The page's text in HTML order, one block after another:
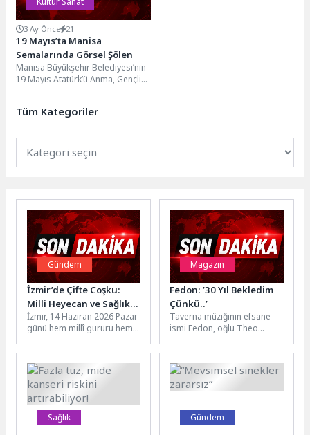
3 Ay Önce 21
19 Mayıs’ta Manisa
Semalarında Görsel Şölen
Manisa Büyükşehir Belediyesi’nin
19 Mayıs Atatürk’ü Anma, Gençlik
Tüm Kategoriler
Gündem
İzmir’de Çifte Coşku:
Milli Heyecan ve Sağlıklı
Yaşam Buluşması
İzmir, 14 Haziran 2026 Pazar
günü hem millî gururu hem
bir...
Magazin
Fedon: ’30 Yıl Bekledim
Çünkü..’
Taverna müziğinin efsane
ismi Fedon, oğlu Theo
Tokmakçı'nın işletmeciliğini
yaptığı Zorba Taverna'da...
Sağlık Gündem